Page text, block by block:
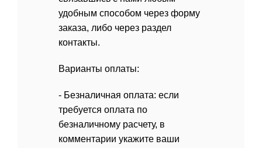
удобным способом через форму
заказа, либо через раздел
контакты.
Варианты оплаты:
- Безналичная оплата: если
требуется оплата по
безналичному расчету, в
комментарии укажите ваши